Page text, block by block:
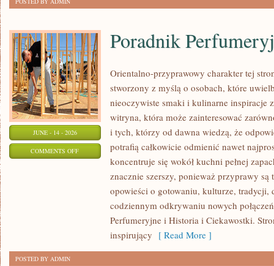
JUNE - 14 - 2026
COMMENTS OFFON
PERFUMERYJNY
Poradnik
Orientalno-przyprawowy charakter tej
stworzony z myślą o osobach, które
nieoczywiste smaki i kulinarne inspiracje
witryna, która może zainteresować
i tych, którzy od dawna wiedzą, że
potrafią całkowicie odmienić nawet
koncentruje się wokół kuchni pełnej
znacznie szerszy, ponieważ przyprawy
opowieści o gotowaniu, kulturze, tradycji,
codziennym odkrywaniu nowych
Perfumeryjne i Historia i Ciekawostki.
inspirujący [ Read More ]
POSTED BY ADMIN